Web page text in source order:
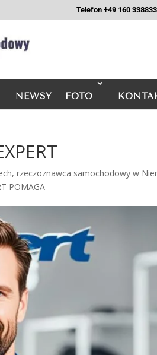
Telefon +49 160
NEWSY FOTO
,rzeczoznawca samochodowy w
POMAGA